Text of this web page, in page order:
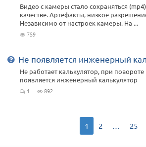
Видео с камеры стало сохраняться
качестве. Артефакты, низкое
Независимо от настроек камеры. На ...
759
Не появляется инженерный
Не работает калькулятор, при повороте
появляется инженерный калькулятор
1 892
1 2 … 25